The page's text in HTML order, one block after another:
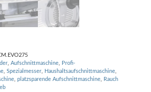
, Aufschnittmaschine,
Profi-
, Spezialmesser, Haushaltsaufschnittmaschine,
, platzsparende Aufschnittmaschine,
Rauch